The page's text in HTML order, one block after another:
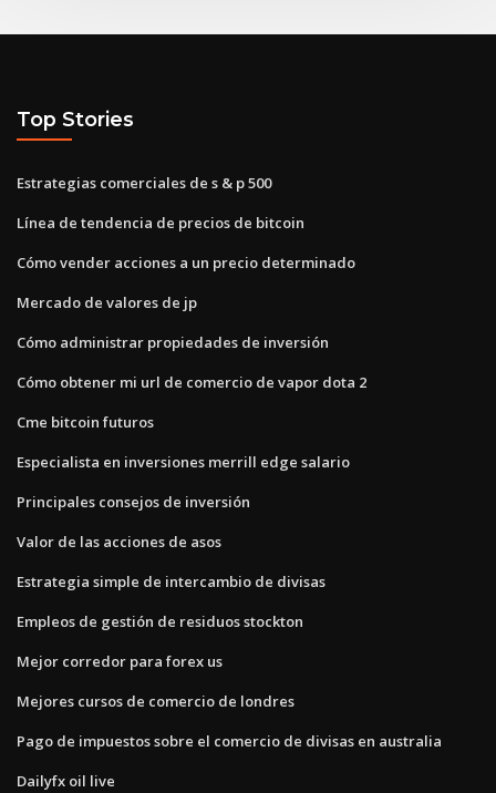
Top Stories
Estrategias comerciales de s & p 500
Línea de tendencia de precios de bitcoin
Cómo vender acciones a un precio determinado
Mercado de valores de jp
Cómo administrar propiedades de inversión
Cómo obtener mi url de comercio de vapor dota 2
Cme bitcoin futuros
Especialista en inversiones merrill edge salario
Principales consejos de inversión
Valor de las acciones de asos
Estrategia simple de intercambio de divisas
Empleos de gestión de residuos stockton
Mejor corredor para forex us
Mejores cursos de comercio de londres
Pago de impuestos sobre el comercio de divisas en australia
Dailyfx oil live